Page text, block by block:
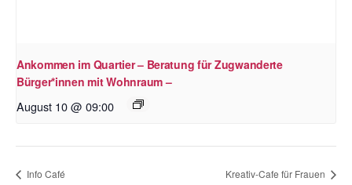
Ankommen im Quartier – Beratung für Zugwanderte
Bürger*innen mit Wohnraum –
August 10 @ 09:00
Info Café Kreativ-Cafe für Frauen